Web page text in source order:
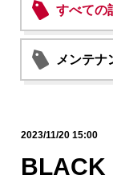
すべての
メンテナ
2023/11/20 15:00
BLACK